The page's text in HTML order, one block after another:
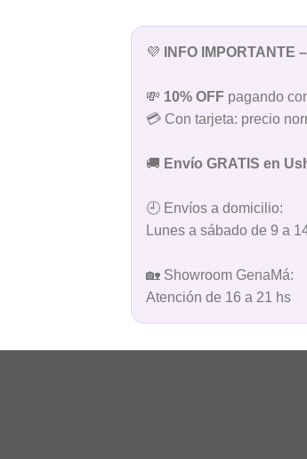
💜 INFO IMPORTANTE
💸 10% OFF pagando
💳 Con tarjeta: precio
🚚 Envío GRATIS en
🕘 Envíos a domicilio:
Lunes a sábado de 9 a
🏡 Showroom GenaMá:
Atención de 16 a 21 hs